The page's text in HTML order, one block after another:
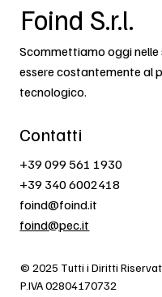
Foind S.r.l.
Scommettiamo oggi
essere costantemente al
tecnologico.
Contatti
+39 099 561 1930
+39 340 6002418
foind@foind.it
foind@pec.it
© 2025 Tutti i Diritti
P.IVA 02804170732